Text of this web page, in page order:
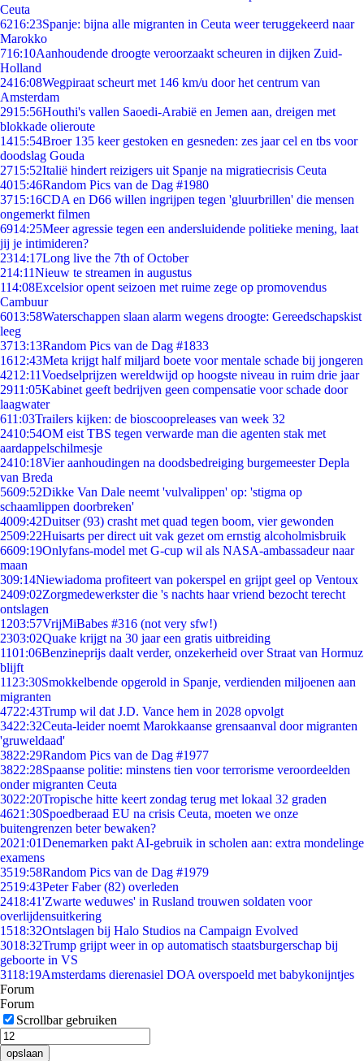
Ceuta
6216:23Spanje: bijna alle migranten in Ceuta weer teruggekeerd naar
Marokko
716:10Aanhoudende droogte veroorzaakt scheuren in dijken Zuid-
Holland
2416:08Wegpiraat scheurt met 146 km/u door het centrum van
Amsterdam
2915:56Houthi's vallen Saoedi-Arabië en Jemen aan, dreigen met
blokkade olieroute
1415:54Broer 135 keer gestoken en gesneden: zes jaar cel en tbs voor
doodslag Gouda
2715:52Italië hindert reizigers uit Spanje na migratiecrisis Ceuta
4015:46Random Pics van de Dag #1980
3715:16CDA en D66 willen ingrijpen tegen 'gluurbrillen' die mensen
ongemerkt filmen
6914:25Meer agressie tegen een andersluidende politieke mening, laat
jij je intimideren?
2314:17Long live the 7th of October
214:11Nieuw te streamen in augustus
114:08Excelsior opent seizoen met ruime zege op promovendus
Cambuur
6013:58Waterschappen slaan alarm wegens droogte: Gereedschapskist
leeg
3713:13Random Pics van de Dag #1833
1612:43Meta krijgt half miljard boete voor mentale schade bij jongeren
4212:11Voedselprijzen wereldwijd op hoogste niveau in ruim drie jaar
2911:05Kabinet geeft bedrijven geen compensatie voor schade door
laagwater
611:03Trailers kijken: de bioscoopreleases van week 32
2410:54OM eist TBS tegen verwarde man die agenten stak met
aardappelschilmesje
2410:18Vier aanhoudingen na doodsbedreiging burgemeester Depla
van Breda
5609:52Dikke Van Dale neemt 'vulvalippen' op: 'stigma op
schaamlippen doorbreken'
4009:42Duitser (93) crasht met quad tegen boom, vier gewonden
2509:22Huisarts per direct uit vak gezet om ernstig alcoholmisbruik
6609:19Onlyfans-model met G-cup wil als NASA-ambassadeur naar
maan
309:14Niewiadoma profiteert van pokerspel en grijpt geel op Ventoux
2409:02Zorgmedewerkster die 's nachts haar vriend bezocht terecht
ontslagen
1203:57VrijMiBabes #316 (not very sfw!)
2303:02Quake krijgt na 30 jaar een gratis uitbreiding
1101:06Benzineprijs daalt verder, onzekerheid over Straat van Hormuz
blijft
11 23:30Smokkelbende opgerold in Spanje, verdienden miljoenen aan
migranten
4722:43Trump wil dat J.D. Vance hem in 2028 opvolgt
3422:32Ceuta-leider noemt Marokkaanse grensaanval door migranten
'gruweldaad'
3822:29Random Pics van de Dag #1977
3822:28Spaanse politie: minstens tien voor terrorisme veroordeelden
onder migranten Ceuta
3022:20Tropische hitte keert zondag terug met lokaal 32 graden
4621:30Spoedberaad EU na crisis Ceuta, moeten we onze
buitengrenzen beter bewaken?
2021:01Denemarken pakt AI-gebruik in scholen aan: extra mondelinge
examens
3519:58Random Pics van de Dag #1979
2519:43Peter Faber (82) overleden
2418:41'Zwarte weduwes' in Rusland trouwen soldaten voor
overlijdensuitkering
1518:32Ontslagen bij Halo Studios na Campaign Evolved
3018:32Trump grijpt weer in op automatisch staatsburgerschap bij
geboorte in VS
3118:19Amsterdams dierenasiel DOA overspoeld met babykonijntjes
Forum
Forum
Scrollbar gebruiken
opslaan